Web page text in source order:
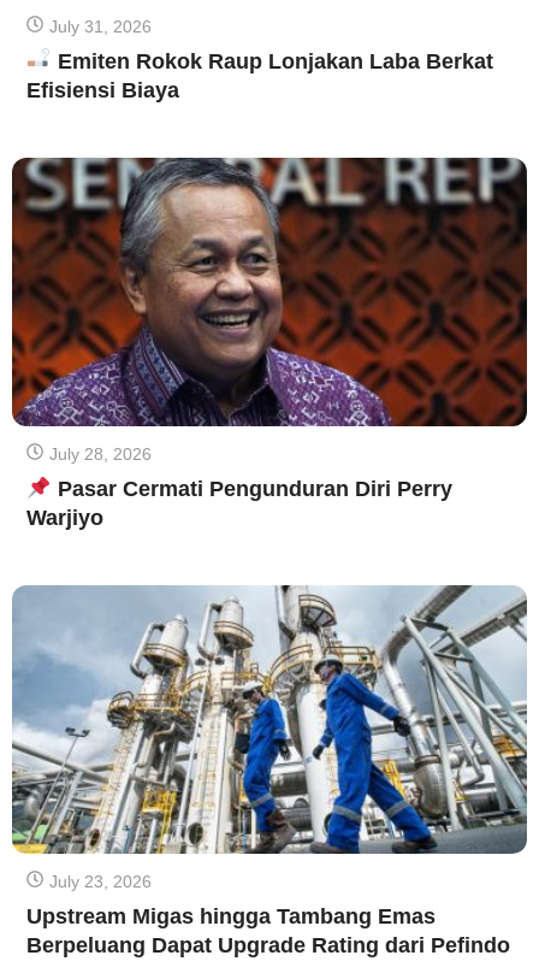
July 31, 2026
Emiten Rokok Raup Lonjakan Laba Berkat
Efisiensi Biaya
July 28, 2026
Pasar Cermati Pengunduran Diri Perry
Warjiyo
July 23, 2026
Upstream Migas hingga Tambang Emas
Berpeluang Dapat Upgrade Rating dari Pefindo